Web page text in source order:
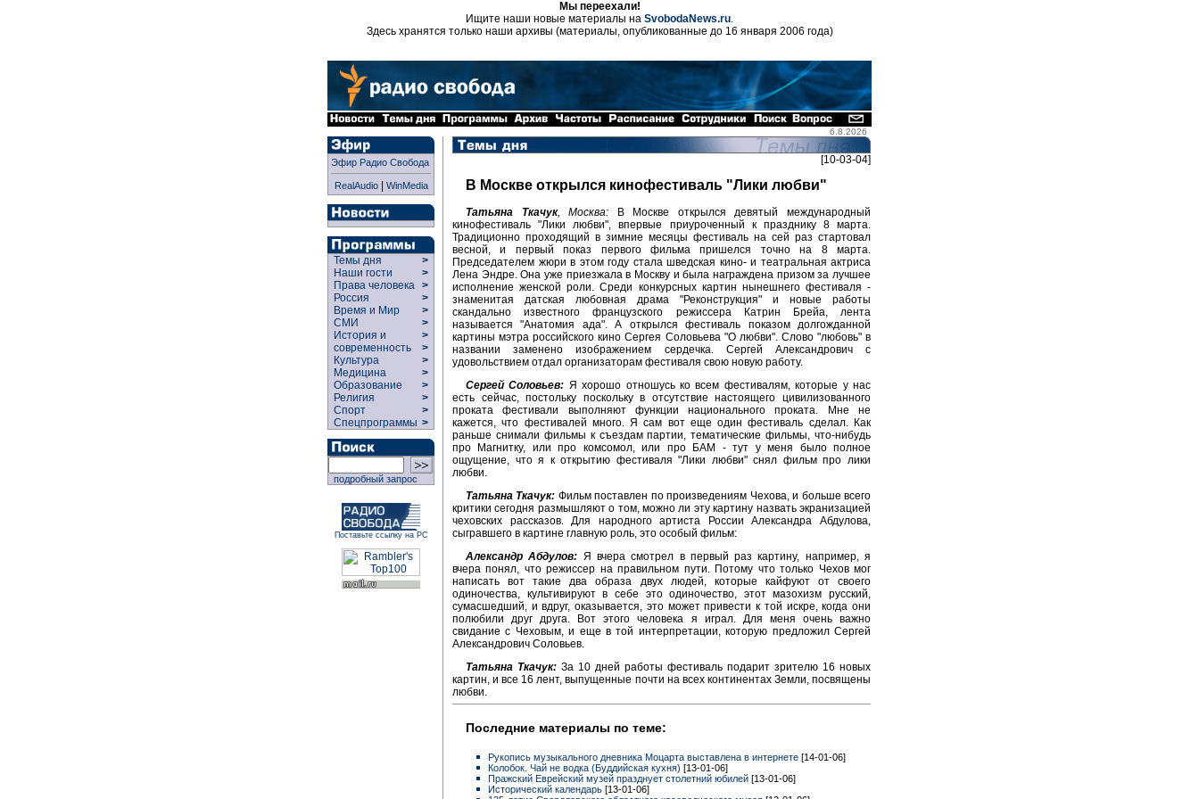
Мы переехали!
Ищите наши новые материалы на SvobodaNews.ru.
Здесь хранятся только наши архивы (материалы, опубликованные до 16 января 2006 года)
6.8.2026
Эфир Радио Свобода
RealAudio| WinMedia
Темы дня
>
Наши гости
>
Права человека >
Россия
>
Время и Мир
>
СМИ
>
История и
современность
>
>
Культура
>
Медицина
>
Образование
>
Религия
>
Спорт
>
Спецпрограммы >
подробный запрос
Поставьте ссылку на РС
[10-03-04]
В Москве открылся кинофестиваль "Лики любви"
Татьяна Ткачук, Москва: В Москве открылся девятый международный
кинофестиваль "Лики любви", впервые приуроченный к празднику 8 марта.
Традиционно проходящий в зимние месяцы фестиваль на сей раз стартовал
весной, и первый показ первого фильма пришелся точно на 8 марта.
Председателем жюри в этом году стала шведская кино- и театральная актриса
Лена Эндре. Она уже приезжала в Москву и была награждена призом за лучшее
исполнение женской роли. Среди конкурсных картин нынешнего фестиваля -
знаменитая датская любовная драма "Реконструкция" и новые работы
скандально известного французского режиссера Катрин Брейа, лента
называется "Анатомия ада". А открылся фестиваль показом долгожданной
картины мэтра российского кино Сергея Соловьева "О любви". Слово "любовь" в
названии заменено изображением сердечка. Сергей Александрович с
удовольствием отдал организаторам фестиваля свою новую работу.
Сергей Соловьев: Я хорошо отношусь ко всем фестивалям, которые у нас
есть сейчас, постольку поскольку в отсутствие настоящего цивилизованного
проката фестивали выполняют функции национального проката. Мне не
кажется, что фестивалей много. Я сам вот еще один фестиваль сделал. Как
раньше снимали фильмы к съездам партии, тематические фильмы, что-нибудь
про Магнитку, или про комсомол, или про БАМ - тут у меня было полное
ощущение, что я к открытию фестиваля "Лики любви" снял фильм про лики
любви.
Татьяна Ткачук: Фильм поставлен по произведениям Чехова, и больше всего
критики сегодня размышляют о том, можно ли эту картину назвать экранизацией
чеховских рассказов. Для народного артиста России Александра Абдулова,
сыгравшего в картине главную роль, это особый фильм:
Александр Абдулов: Я вчера смотрел в первый раз картину, например, я
вчера понял, что режиссер на правильном пути. Потому что только Чехов мог
написать вот такие два образа двух людей, которые кайфуют от своего
одиночества, культивируют в себе это одиночество, этот мазохизм русский,
сумасшедший, и вдруг, оказывается, это может привести к той искре, когда они
полюбили друг друга. Вот этого человека я играл. Для меня очень важно
свидание с Чеховым, и еще в той интерпретации, которую предложил Сергей
Александрович Соловьев.
Татьяна Ткачук: За 10 дней работы фестиваль подарит зрителю 16 новых
картин, и все 16 лент, выпущенные почти на всех континентах Земли, посвящены
любви.
Последние материалы по теме:
Рукопись музыкального дневника Моцарта выставлена в интернете [14-01-06]
Колобок. Чай не водка (Буддийская кухня) [13-01-06]
Пражский Еврейский музей празднует столетний юбилей [13-01-06]
Исторический календарь [13-01-06]